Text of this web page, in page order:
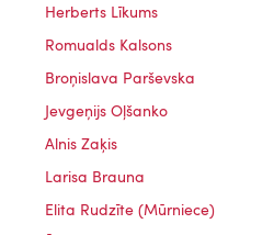
Herberts Līkums
Romualds Kalsons
Broņislava Parševska
Jevgeņijs Oļšanko
Alnis Zaķis
Larisa Brauna
Elita Rudzīte (Mūrniece)